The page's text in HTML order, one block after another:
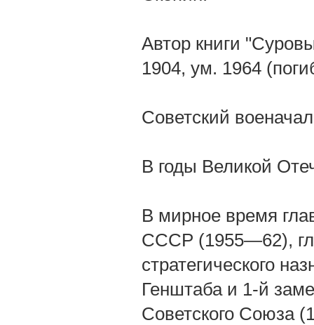
Автор книги
1904, ум. 1964
Советский
В годы Великой
В мирное время
СССР (1955—62),
стратегического
Генштаба и 1-й
Советского Союза